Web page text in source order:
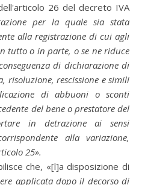
26 del decreto IVA
per la quale sia stata
alla registrazione di cui agli
tutto o in parte, o se ne riduce
di dichiarazione di
risoluzione, rescissione e simili
di abbuoni o sconti
del bene o prestatore del
in detrazione ai sensi
alla variazione,
25».
che, «[l]a disposizione di
applicata dopo il decorso di